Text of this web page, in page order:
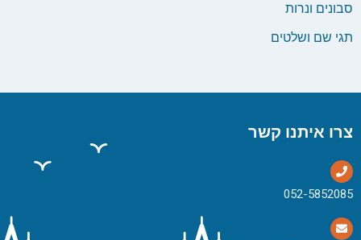
סבונים ונרות
תגי שם ושלטים
צרו איתנו קשר